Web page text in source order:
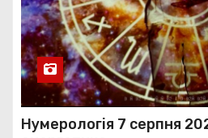
Нумерологія 7 серпня